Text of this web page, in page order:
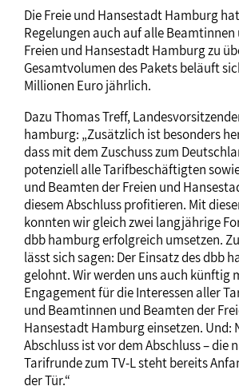
Die Freie und Hansestadt Hamburg
Regelungen auch auf alle
Freien und Hansestadt Hamburg zu
Gesamtvolumen des Pakets beläuft
Millionen Euro jährlich.
Dazu Thomas Treff,
hamburg: „Zusätzlich ist besonders
dass mit dem Zuschuss zum
potenziell alle Tarifbeschäftigten
und Beamten der Freien und
diesem Abschluss profitieren. Mit
konnten wir gleich zwei langjährige
dbb hamburg erfolgreich umsetzen.
lässt sich sagen: Der Einsatz des dbb
gelohnt. Wir werden uns auch künftig
Engagement für die Interessen aller
und Beamtinnen und Beamten der
Hansestadt Hamburg einsetzen. Und:
Abschluss ist vor dem Abschluss – die
Tarifrunde zum TV-L steht bereits
der Tür.“